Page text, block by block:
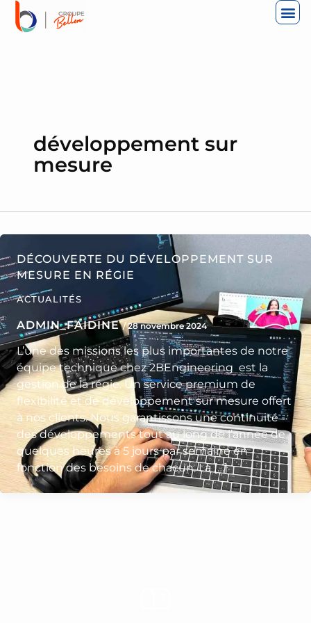
ALLER
AU
développement sur
mesure
DÉCOUVERTE DU DÉVELOPPEMENT SUR
MESURE EN RÉGIE
ACTUALITÉS
ADMIN_FAIDINE/28 novembre 2024
L’une des missions les plus importantes de notre
équipe technique chez 2BEngineering est la
gestion de la régie. Un service premium de
flexibilité et de développement sur mesure offert
à nos clients. Nous garantissons une continuité
des développements tout au long de l’année de
quelques heures à 5 jours par semaine en
fonction des besoins de chacun. La […]